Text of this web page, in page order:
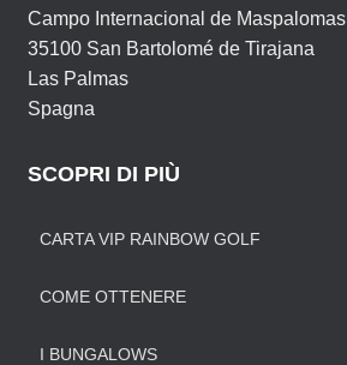
Campo Internacional de Maspalomas
35100 San Bartolomé de Tirajana
Las Palmas
Spagna
SCOPRI DI PIÙ
CARTA VIP RAINBOW GOLF
COME OTTENERE
I BUNGALOWS